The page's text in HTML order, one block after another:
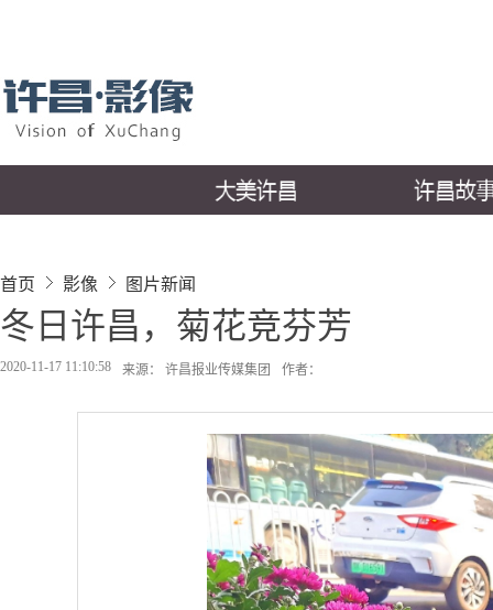
首页 影像 图片新闻
冬日许昌，菊花竞芬芳
2020-11-17 11:10:58 来源： 许昌报业传媒集团 作者：